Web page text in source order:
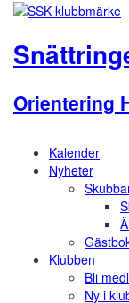
Orientering
Kalender
Nyheter
Klubben
Bli
Ny i